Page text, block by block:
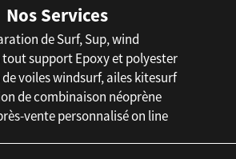
Nos Services
de Surf, Sup, wind
support Epoxy et polyester
voiles windsurf, ailes kitesurf
de combinaison néoprène
vente personnalisé on line